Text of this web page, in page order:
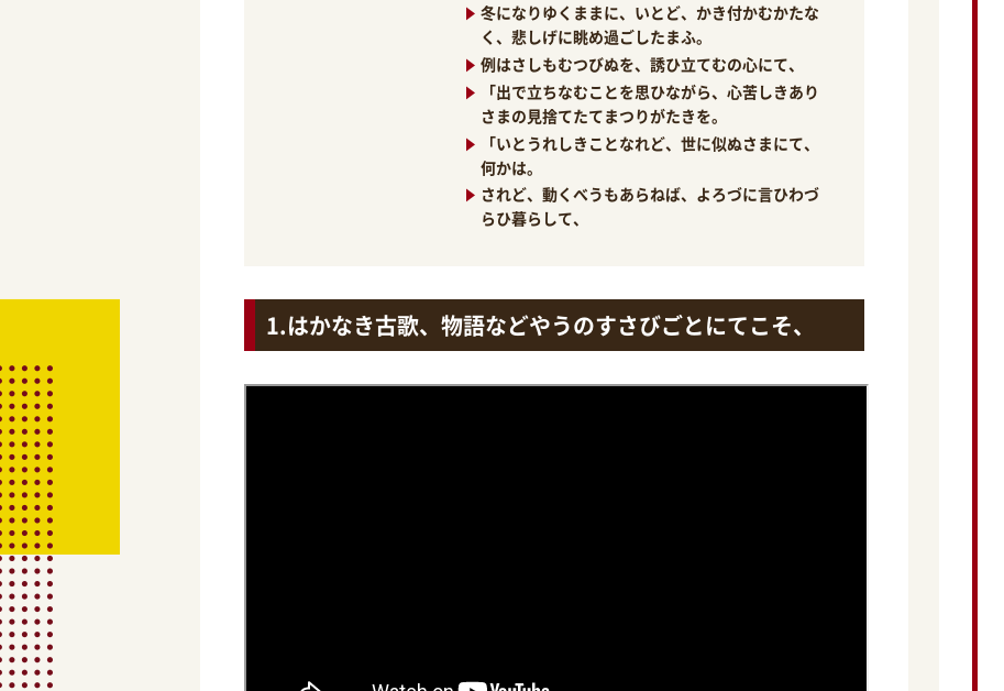
冬になりゆくままに、いとど、かき付かむかたな
く、悲しげに眺め過ごしたまふ。
例はさしもむつびぬを、誘ひ立てむの心にて、
「出で立ちなむことを思ひながら、心苦しきあり
さまの見捨てたてまつりがたきを。
「いとうれしきことなれど、世に似ぬさまにて、
何かは。
されど、動くべうもあらねば、よろづに言ひわづ
らひ暮らして、
はかなき古歌、物語などやうのすさびごとにてこそ、